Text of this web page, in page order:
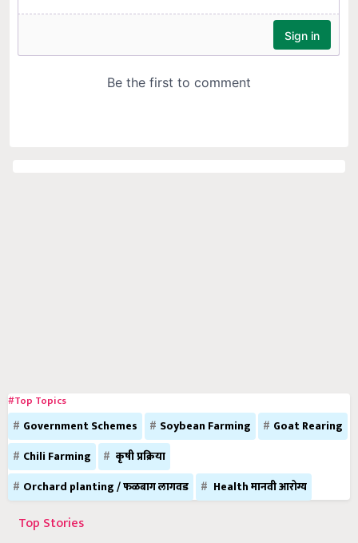
#Top Topics
Government Schemes Soybean Farming
Goat Rearing
Chili Farming
कृषी प्रक्रिया
Orchard planting / फळबाग लागवड
Health मानवी आरोग्य
Top Stories